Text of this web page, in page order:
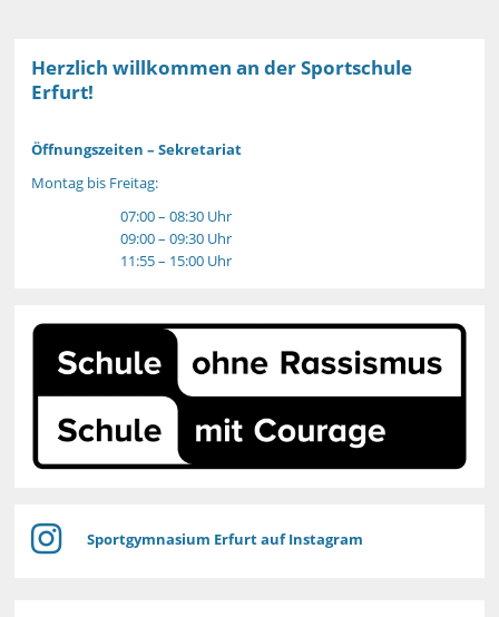
Herzlich willkommen an der Sportschule
Erfurt!
Öffnungszeiten – Sekretariat
Montag bis Freitag:
07:00 – 08:30 Uhr
09:00 – 09:30 Uhr
11:55 – 15:00 Uhr
Sportgymnasium Erfurt auf Instagram